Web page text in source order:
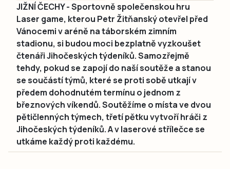
JIŽNÍ ČECHY - Sportovně společenskou hru
Laser game, kterou Petr Žitňanský otevřel před
Vánocemi v aréně na táborském zimním
stadionu, si budou moci bezplatně vyzkoušet
čtenáři Jihočeských týdeníků. Samozřejmě
tehdy, pokud se zapojí do naší soutěže a stanou
se součástí týmů, které se proti sobě utkají v
předem dohodnutém termínu o jednom z
březnových víkendů. Soutěžíme o místa ve dvou
pětičlenných týmech, třetí pětku vytvoří hráči z
Jihočeských týdeníků. A v laserové střílečce se
utkáme každý proti každému.